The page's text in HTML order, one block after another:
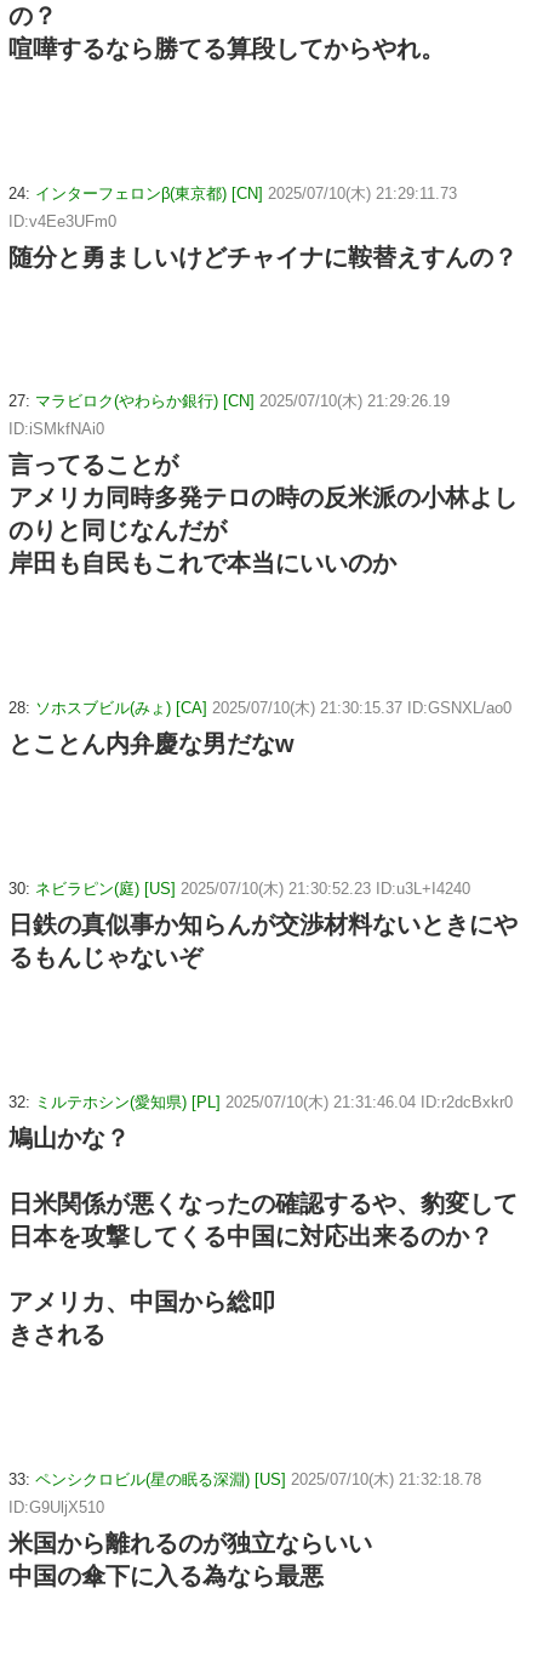
の？
喧嘩するなら勝てる算段してからやれ。
24: インターフェロンβ(東京都) [CN] 2025/07/10(木) 21:29:11.73
ID:v4Ee3UFm0
随分と勇ましいけどチャイナに鞍替えすんの？
27: マラビロク(やわらか銀行) [CN] 2025/07/10(木) 21:29:26.19
ID:iSMkfNAi0
言ってることが
アメリカ同時多発テロの時の反米派の小林よし
のりと同じなんだが
岸田も自民もこれで本当にいいのか
28: ソホスブビル(みょ) [CA] 2025/07/10(木) 21:30:15.37 ID:GSNXL/ao0
とことん内弁慶な男だなw
30: ネビラピン(庭) [US] 2025/07/10(木) 21:30:52.23 ID:u3L+I4240
日鉄の真似事か知らんが交渉材料ないときにや
るもんじゃないぞ
32: ミルテホシン(愛知県) [PL] 2025/07/10(木) 21:31:46.04 ID:r2dcBxkr0
鳩山かな？
日米関係が悪くなったの確認するや、豹変して
日本を攻撃してくる中国に対応出来るのか？
アメリカ、中国から総叩
きされる
33: ペンシクロビル(星の眠る深淵) [US] 2025/07/10(木) 21:32:18.78
ID:G9UljX510
米国から離れるのが独立ならいい
中国の傘下に入る為なら最悪